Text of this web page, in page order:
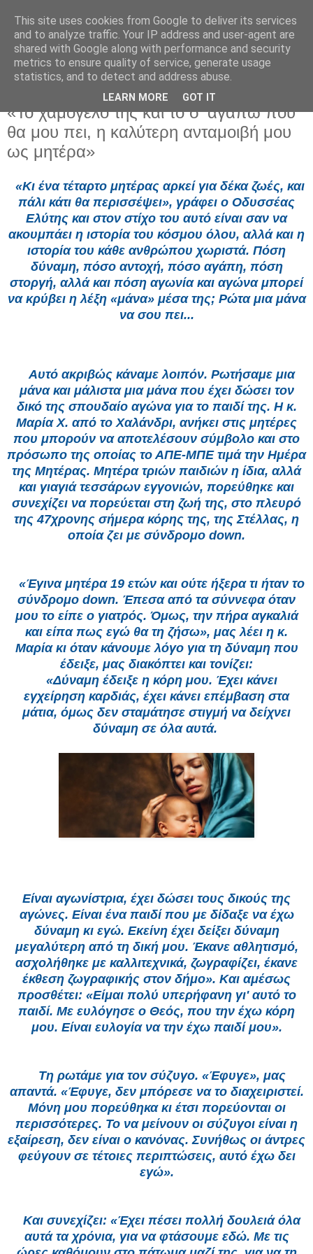
Σάββατο 20 Ιουνίου 2026
«Το χαμόγελό της και το σ’ αγαπώ που
θα μου πει, η καλύτερη ανταμοιβή μου
ως μητέρα»
«Κι ένα τέταρτο μητέρας αρκεί για δέκα ζωές, και
πάλι κάτι θα περισσέψει», γράφει ο Οδυσσέας
Ελύτης και στον στίχο του αυτό είναι σαν να
ακουμπάει η ιστορία του κόσμου όλου, αλλά και η
ιστορία του κάθε ανθρώπου χωριστά. Πόση
δύναμη, πόσο αντοχή, πόσο αγάπη, πόση
στοργή, αλλά και πόση αγωνία και αγώνα μπορεί
να κρύβει η λέξη «μάνα» μέσα της; Ρώτα μια μάνα
να σου πει...
Αυτό ακριβώς κάναμε λοιπόν. Ρωτήσαμε μια
μάνα και μάλιστα μια μάνα που έχει δώσει τον
δικό της σπουδαίο αγώνα για το παιδί της. Η κ.
Μαρία Χ. από το Χαλάνδρι, ανήκει στις μητέρες
που μπορούν να αποτελέσουν σύμβολο και στο
πρόσωπο της οποίας το ΑΠΕ-ΜΠΕ τιμά την Ημέρα
της Μητέρας. Μητέρα τριών παιδιών η ίδια, αλλά
και γιαγιά τεσσάρων εγγονιών, πορεύθηκε και
συνεχίζει να πορεύεται στη ζωή της, στο πλευρό
της 47χρονης σήμερα κόρης της, της Στέλλας, η
οποία ζει με σύνδρομο down.
«Έγινα μητέρα 19 ετών και ούτε ήξερα τι ήταν το
σύνδρομο down. Έπεσα από τα σύννεφα όταν
μου το είπε ο γιατρός. Όμως, την πήρα αγκαλιά
και είπα πως εγώ θα τη ζήσω», μας λέει η κ.
Μαρία κι όταν κάνουμε λόγο για τη δύναμη που
έδειξε, μας διακόπτει και τονίζει:
«Δύναμη έδειξε η κόρη μου. Έχει κάνει
εγχείρηση καρδιάς, έχει κάνει επέμβαση στα
μάτια, όμως δεν σταμάτησε στιγμή να δείχνει
δύναμη σε όλα αυτά.
Είναι αγωνίστρια, έχει δώσει τους δικούς της
αγώνες. Είναι ένα παιδί που με δίδαξε να έχω
δύναμη κι εγώ. Εκείνη έχει δείξει δύναμη
μεγαλύτερη από τη δική μου. Έκανε αθλητισμό,
ασχολήθηκε με καλλιτεχνικά, ζωγραφίζει, έκανε
έκθεση ζωγραφικής στον δήμο». Και αμέσως
προσθέτει: «Είμαι πολύ υπερήφανη γι' αυτό το
παιδί. Με ευλόγησε ο Θεός, που την έχω κόρη
μου. Είναι ευλογία να την έχω παιδί μου».
Τη ρωτάμε για τον σύζυγο. «Έφυγε», μας
απαντά. «Έφυγε, δεν μπόρεσε να το διαχειριστεί.
Μόνη μου πορεύθηκα κι έτσι πορεύονται οι
περισσότερες. Το να μείνουν οι σύζυγοι είναι η
εξαίρεση, δεν είναι ο κανόνας. Συνήθως οι άντρες
φεύγουν σε τέτοιες περιπτώσεις, αυτό έχω δει
εγώ».
Και συνεχίζει: «Έχει πέσει πολλή δουλειά όλα
αυτά τα χρόνια, για να φτάσουμε εδώ. Με τις
This site uses cookies from Google to deliver its services
and to analyze traffic. Your IP address and user-agent are
shared with Google along with performance and security
metrics to ensure quality of service, generate usage
statistics, and to detect and address abuse.
LEARN MORE GOT IT